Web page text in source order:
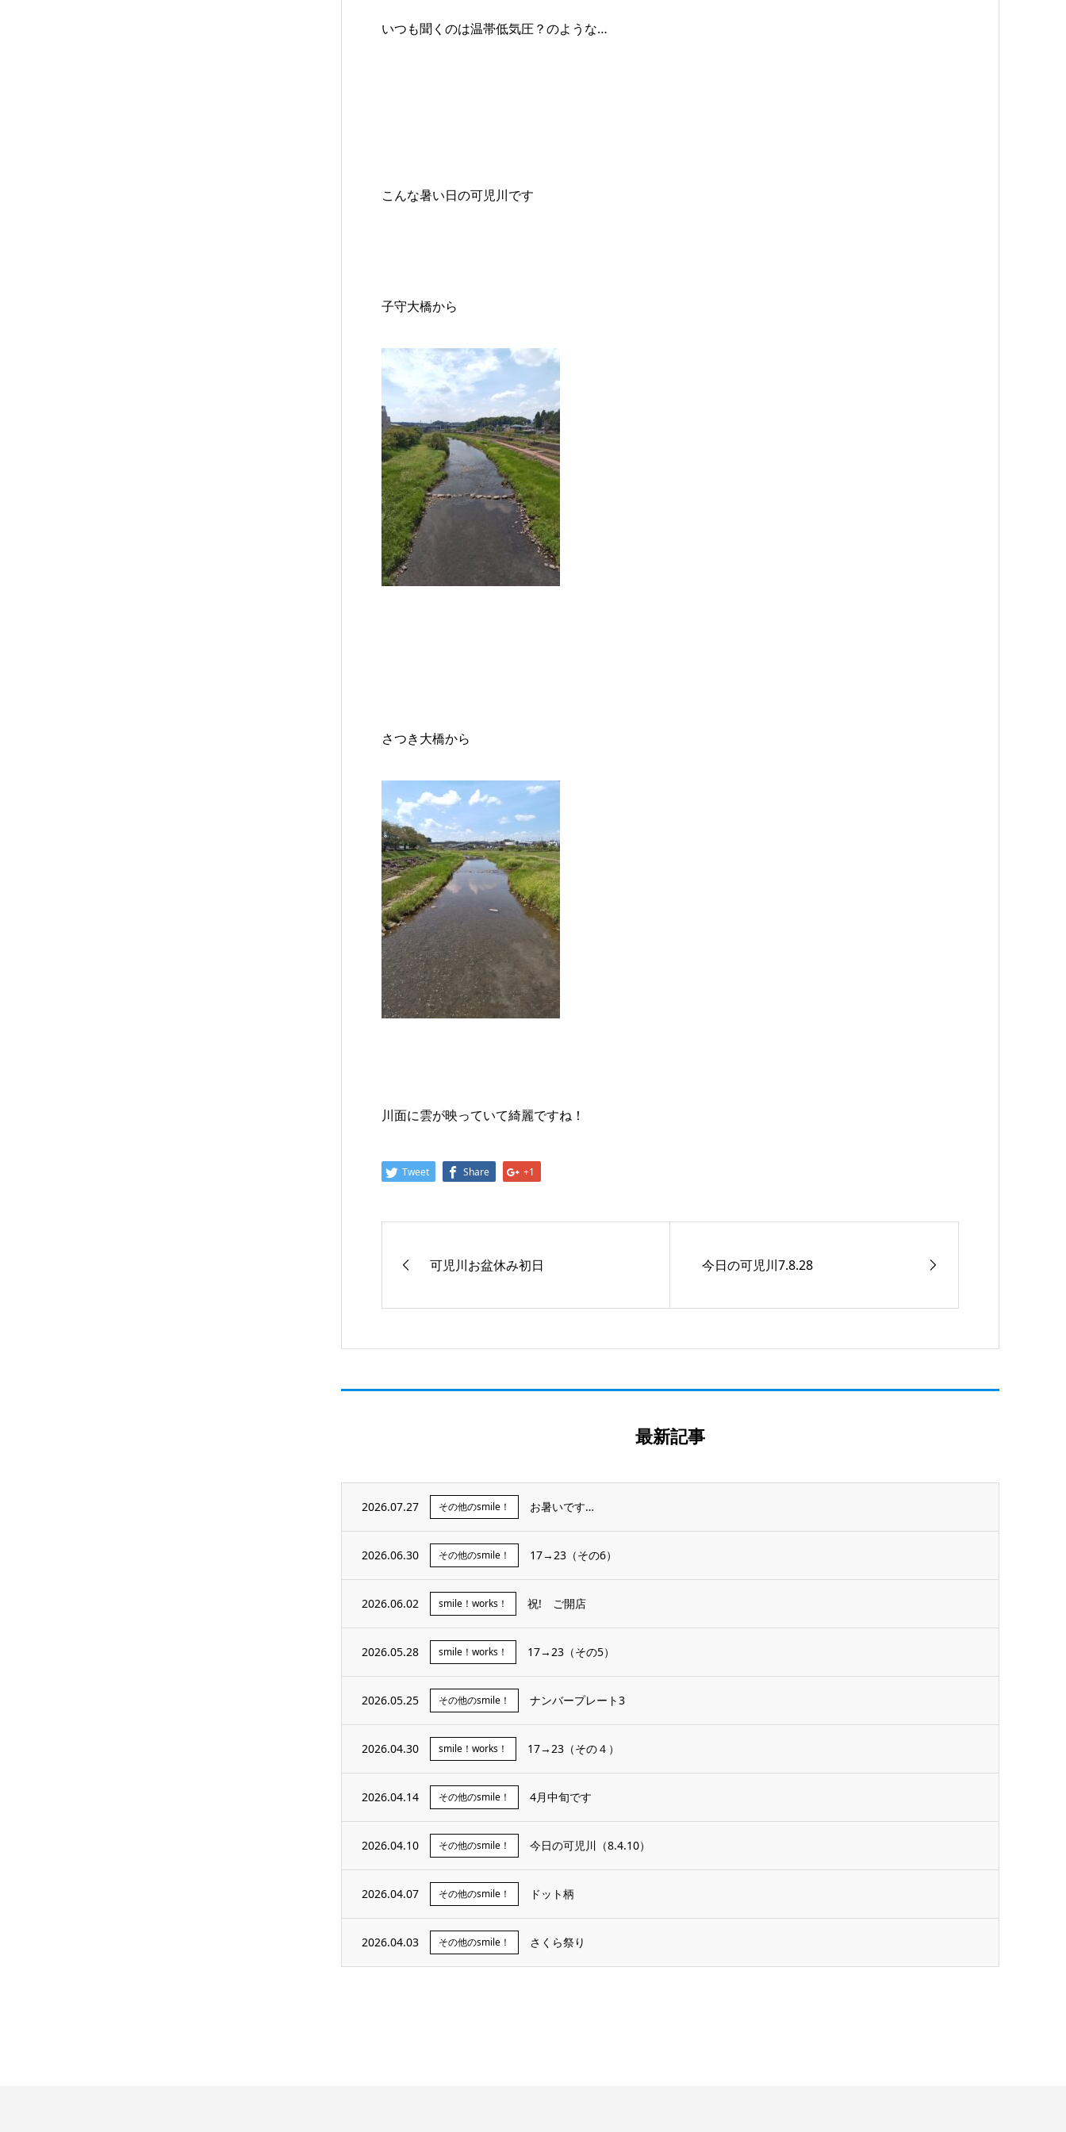
いつも聞くのは温帯低気圧？のような…
こんな暑い日の可児川です
子守大橋から
さつき大橋から
川面に雲が映っていて綺麗ですね！
Tweet Share +1
可児川お盆休み初日 今日の可児川7.8.28
最新記事
2026.07.27 その他のsmile！ お暑いです…
2026.06.30 その他のsmile！ 17→23（その6）
2026.06.02 smile！works！ 祝! ご開店
2026.05.28 smile！works！ 17→23（その5）
2026.05.25 その他のsmile！ ナンバープレート3
2026.04.30 smile！works！ 17→23（その４）
2026.04.14 その他のsmile！ 4月中旬です
2026.04.10 その他のsmile！ 今日の可児川（8.4.10）
2026.04.07 その他のsmile！ ドット柄
2026.04.03 その他のsmile！ さくら祭り